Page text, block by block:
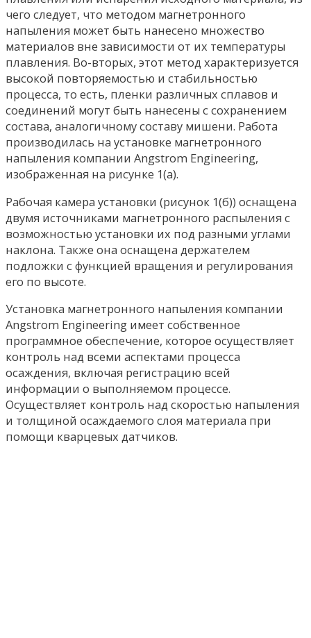
чего следует, что методом магнетронного
напыления может быть нанесено множество
материалов вне зависимости от их температуры
плавления. Во-вторых, этот метод характеризуется
высокой повторяемостью и стабильностью
процесса, то есть, пленки различных сплавов и
соединений могут быть нанесены с сохранением
состава, аналогичному составу мишени. Работа
производилась на установке магнетронного
напыления компании Angstrom Engineering,
изображенная на рисунке 1(а).
Рабочая камера установки (рисунок 1(б)) оснащена
двумя источниками магнетронного распыления с
возможностью установки их под разными углами
наклона. Также она оснащена держателем
подложки с функцией вращения и регулирования
его по высоте.
Установка магнетронного напыления компании
Angstrom Engineering имеет собственное
программное обеспечение, которое осуществляет
контроль над всеми аспектами процесса
осаждения, включая регистрацию всей
информации о выполняемом процессе.
Осуществляет контроль над скоростью напыления
и толщиной осаждаемого слоя материала при
помощи кварцевых датчиков.